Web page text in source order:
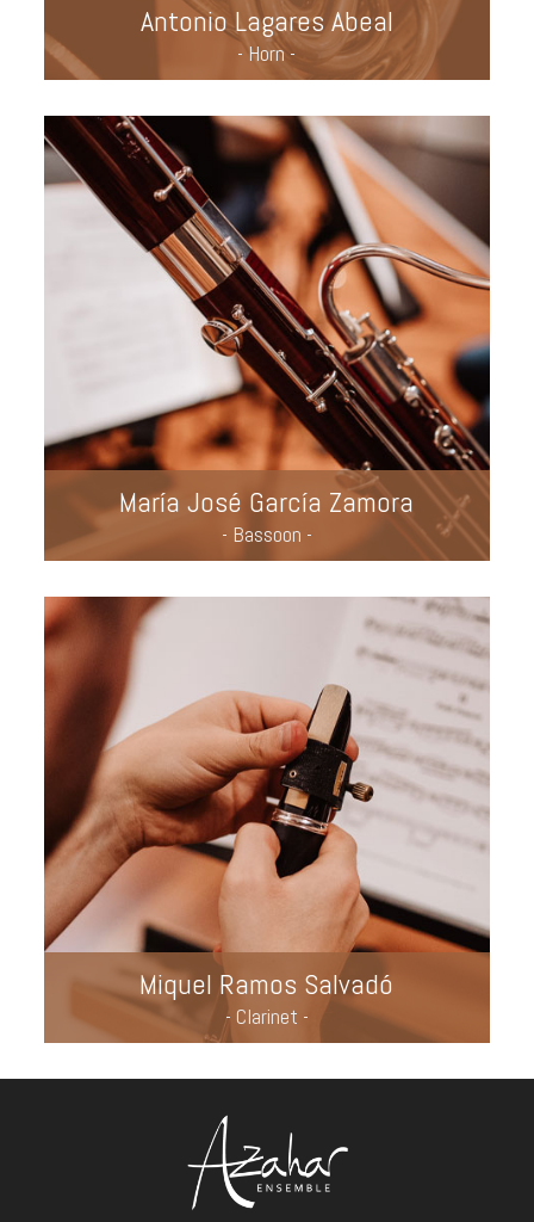
Antonio Lagares Abeal
- Horn -
María José García Zamora
- Bassoon -
Miquel Ramos Salvadó
- Clarinet -